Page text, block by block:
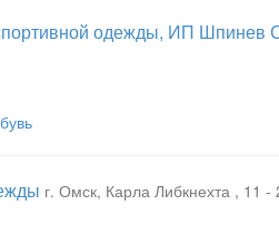
одежды, ИП Шпинев
г. Омск, Карла Либкнехта , 11 -